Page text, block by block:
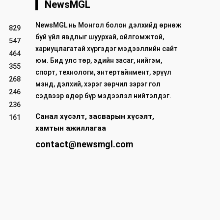
829
547
464
355
268
246
236
161
NewsMGL
NewsMGL нь Монгол болон дэлхийд өрнөж
буй үйл явдлыг шуурхай, ойлгомжтой,
хариуцлагатай хүргэдэг мэдээллийн сайт
юм. Бид улс төр, эдийн засаг, нийгэм,
спорт, технологи, энтертайнмент, эрүүл
мэнд, дэлхий, хэрэг зөрчил зэрэг гол
сэдвээр өдөр бүр мэдээлэл нийтэлдэг.
Санал хүсэлт, засварын хүсэлт,
хамтын ажиллагаа
contact@newsmgl.com